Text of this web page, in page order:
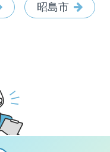
昭島市